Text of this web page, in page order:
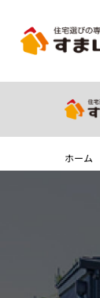
ホーム